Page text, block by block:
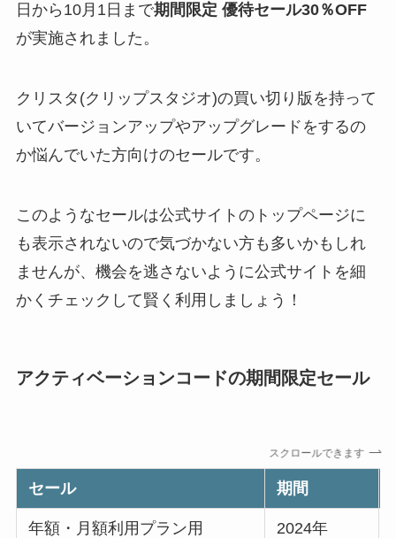
日から10月1日まで期間限定 優待セール30％OFF
が実施されました。
クリスタ(クリップスタジオ)の買い切り版を持って
いてバージョンアップやアップグレードをするの
か悩んでいた方向けのセールです。
このようなセールは公式サイトのトップページに
も表示されないので気づかない方も多いかもしれ
ませんが、機会を逃さないように公式サイトを細
かくチェックして賢く利用しましょう！
アクティベーションコードの期間限定セール
スクロールできます
セール 期間
年額・月額利用プラン用
2024年